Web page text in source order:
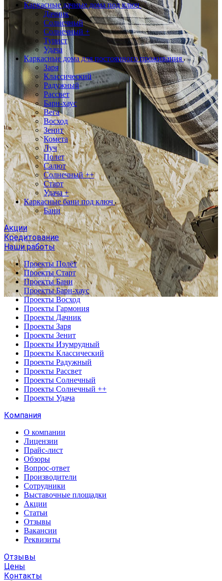
Каркасные дачные дома под ключ
Дачник
Солнечный
Солнечный +
Турист
Удача
Каркасные дома для постоянного проживания
Заря
Классический
Радужный
Рассвет
Барн-хаус
Вега
Восход
Зенит
Комета
Луч
Полет
Салют
Солнечный ++
Старт
Удача +
Каркасные бани под ключ
Бани
Акции
Кредитование
Наши работы
Проекты Полёт
Проекты Старт
Проекты Бани
Проекты Барн-хаус
Проекты Восход
Проекты Гармония
Проекты Дачник
Проекты Заря
Проекты Зенит
Проекты Изумрудный
Проекты Классический
Проекты Радужный
Проекты Рассвет
Проекты Солнечный
Проекты Солнечный ++
Проекты Удача
Компания
О компании
Лицензии
Прайс-лист
Обзоры
Вопрос-ответ
Производители
Сотрудники
Выставочные площадки
Акции
Статьи
Отзывы
Вакансии
Реквизиты
Отзывы
Цены
Контакты